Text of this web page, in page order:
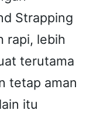
Strapping
rapi, lebih
terutama
tetap aman
itu